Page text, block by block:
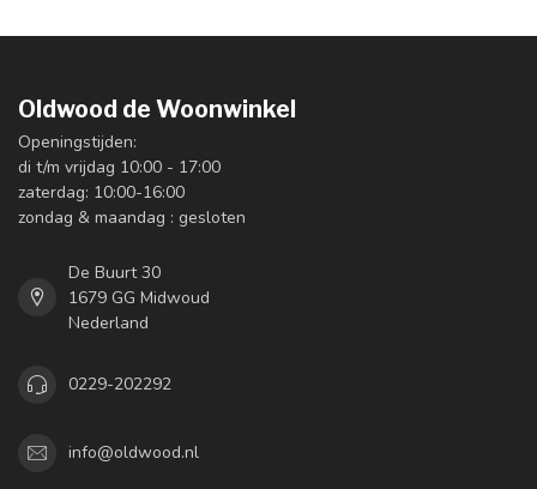
Oldwood de Woonwinkel
Openingstijden:
di t/m vrijdag 10:00 - 17:00
zaterdag: 10:00-16:00
zondag & maandag : gesloten
De Buurt 30
1679 GG Midwoud
Nederland
0229-202292
info@oldwood.nl